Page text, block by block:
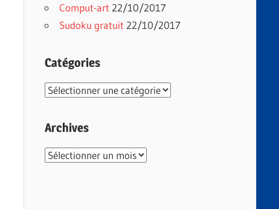
Comput-art 22/10/2017
Sudoku gratuit 22/10/2017
Catégories
Catégories
Archives
Archives